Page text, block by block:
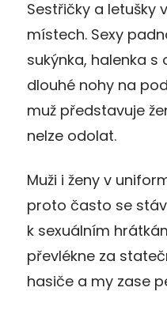
Sestřičky a letušky
místech. Sexy
sukýnka, halenka
dlouhé nohy na
muž představuje
nelze odolat.
Muži i ženy v
proto často se
k sexuálním
převlékne za
hasiče a my zase